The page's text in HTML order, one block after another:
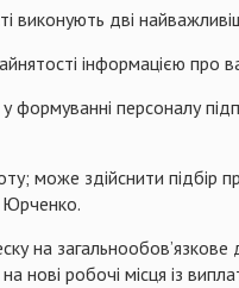
дві
інформацією про
формуванні персоналу
може здійснити підбір
Юрченко.
на
нові робочі місця із